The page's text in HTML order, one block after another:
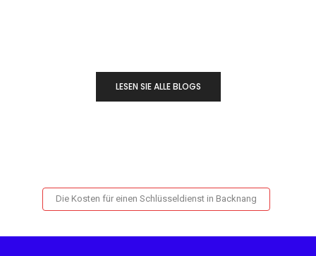
LESEN SIE ALLE BLOGS
Die Kosten für einen Schlüsseldienst in Backnang